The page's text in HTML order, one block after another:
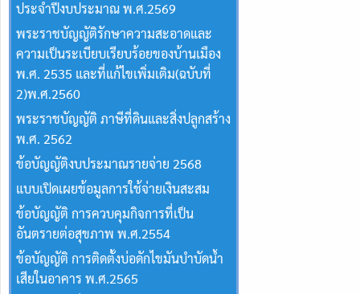
ประจำปีงบประมาณ พ.ศ.2569
พระราชบัญญัติรักษาความสะอาดและ
ความเป็นระเบียบเรียบร้อยของบ้านเมือง
พ.ศ. 2535 และที่แก้ไขเพิ่มเติม(ฉบับที่
2)พ.ศ.2560
พระราชบัญญัติ ภาษีที่ดินและสิ่งปลูกสร้าง
พ.ศ. 2562
ข้อบัญญัติงบประมาณรายจ่าย 2568
แบบเปิดเผยข้อมูลการใช้จ่ายเงินสะสม
ข้อบัญญัติ การควบคุมกิจการที่เป็น
อันตรายต่อสุขภาพ พ.ศ.2554
ข้อบัญญัติ การติดตั้งบ่อดักไขมันบำบัดน้ำ
เสียในอาคาร พ.ศ.2565